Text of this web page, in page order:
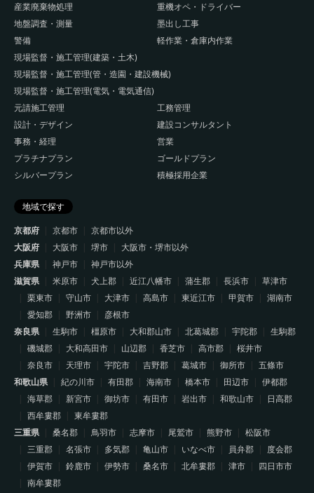
産業廃棄物処理
重機オペ・ドライバー
地盤調査・測量
墨出し工事
警備
軽作業・倉庫内作業
現場監督・施工管理(建築・土木)
現場監督・施工管理(管・造園・建設機械)
現場監督・施工管理(電気・電気通信)
元請施工管理
工務管理
設計・デザイン
建設コンサルタント
事務・経理
営業
プラチナプラン
ゴールドプラン
シルバープラン
積極採用企業
地域で探す
京都府
京都市
京都市以外
大阪府
大阪市 堺市
大阪市・堺市以外
兵庫県
神戸市
神戸市以外
滋賀県
米原市 犬上郡 近江八幡市 蒲生郡 長浜市
草津市
栗東市
守山市 大津市 高島市 東近江市 甲賀市
湖南市
愛知郡
野洲市
彦根市
奈良県
生駒市 橿原市 大和郡山市 北葛城郡 宇陀郡
生駒郡
磯城郡
大和高田市 山辺郡 香芝市 高市郡
桜井市
奈良市
天理市 宇陀市 吉野郡 葛城市 御所市
五條市
和歌山県
紀の川市 有田郡 海南市 橋本市 田辺市
伊都郡
海草郡
新宮市 御坊市 有田市 岩出市 和歌山市
日高郡
西牟婁郡
東牟婁郡
三重県
桑名郡 鳥羽市 志摩市 尾鷲市 熊野市
松阪市
三重郡
名張市 多気郡 亀山市 いなべ市 員弁郡
度会郡
伊賀市
鈴鹿市 伊勢市 桑名市 北牟婁郡 津市
四日市市
南牟婁郡